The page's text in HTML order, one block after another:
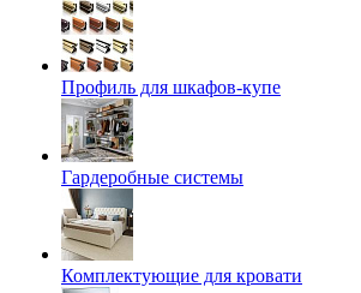
Профиль для шкафов-купе
Гардеробные системы
Комплектующие для кровати